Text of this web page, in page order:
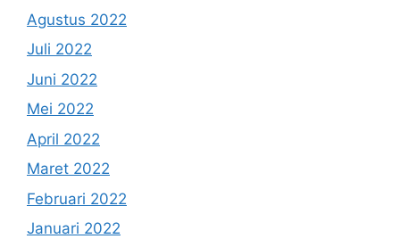
Agustus 2022
Juli 2022
Juni 2022
Mei 2022
April 2022
Maret 2022
Februari 2022
Januari 2022